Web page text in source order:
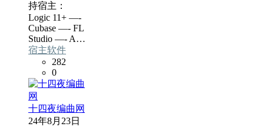
持宿主：
Logic 11+ —-
Cubase —- FL
Studio —- A…
宿主软件
282
0
十四夜编曲网
24年8月23日